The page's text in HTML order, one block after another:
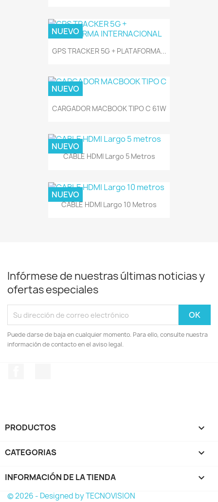
GPS TRACKER 5G + PLATAFORMA...
NUEVO
CARGADOR MACBOOK TIPO C 61W
NUEVO
CABLE HDMI Largo 5 Metros
NUEVO
CABLE HDMI Largo 10 Metros
NUEVO
Infórmese de nuestras últimas noticias y
ofertas especiales
Puede darse de baja en cualquier momento. Para ello, consulte nuestra
información de contacto en el aviso legal.
PRODUCTOS 
CATEGORIAS 
INFORMACIÓN DE LA TIENDA keyboard_arrow_down
© 2026 - Designed by TECNOVISION